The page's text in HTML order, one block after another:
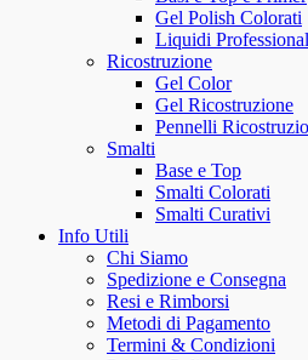
Gel Polish Colorati
Liquidi
Ricostruzione
Gel Color
Gel Ricostruzione
Pennelli
Smalti
Base e Top
Smalti Colorati
Smalti Curativi
Info Utili
Chi Siamo
Spedizione e Consegna
Resi e Rimborsi
Metodi di Pagamento
Termini & Condizioni